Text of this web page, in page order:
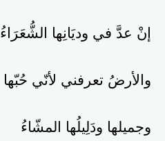
إنْ عدَّ في وديَانِها الشُّعَرَاءُ
والأرضُ تعرفني لأنّي حُبّها
وجميلها ودَلِيلُها المشّاءُ